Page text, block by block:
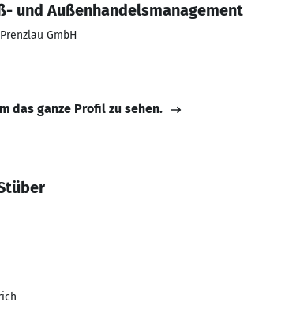
und Außenhandelsmanagement
GmbH
das ganze Profil zu sehen.